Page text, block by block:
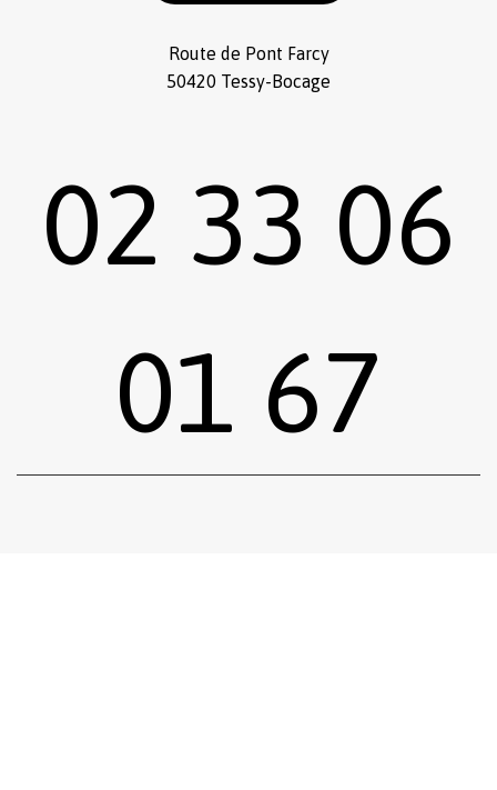
Sous-total :
Route de Pont Farcy
50420 Tessy-Bocage
02 33 06
01 67